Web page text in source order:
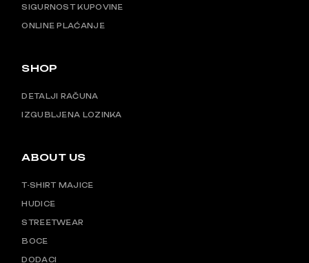
SIGURNOST KUPOVINE
ONLINE PLAĆANJE
SHOP
DETALJI RAČUNA
IZGUBLJENA LOZINKA
ABOUT US
T-SHIRT MAJICE
HUDICE
STREETWEAR
BOCE
DODACI